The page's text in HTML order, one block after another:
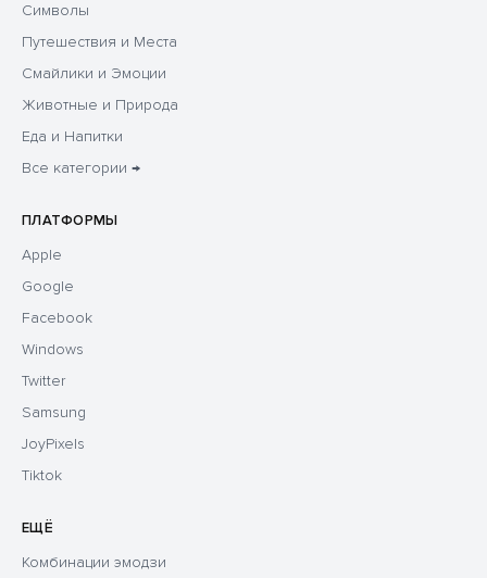
Символы
Путешествия и Места
Смайлики и Эмоции
Животные и Природа
Еда и Напитки
Все категории →
ПЛАТФОРМЫ
Apple
Google
Facebook
Windows
Twitter
Samsung
JoyPixels
Tiktok
ЕЩЁ
Комбинации эмодзи